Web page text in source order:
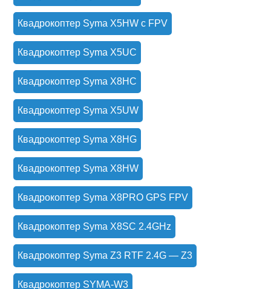
Квадрокоптер Syma X5HW с FPV
Квадрокоптер Syma X5UC
Квадрокоптер Syma X8HC
Квадрокоптер Syma X5UW
Квадрокоптер Syma X8HG
Квадрокоптер Syma X8HW
Квадрокоптер Syma X8PRO GPS FPV
Квадрокоптер Syma X8SC 2.4GHz
Квадрокоптер Syma Z3 RTF 2.4G — Z3
Квадрокоптер SYMA-W3